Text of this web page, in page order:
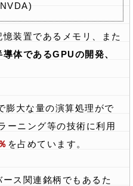
装置であるメモリ、また
体であるGPUの開発、
膨大な量の演算処理がで
ーニング等の技術に利用
を占めています。
ス関連銘柄でもあるた